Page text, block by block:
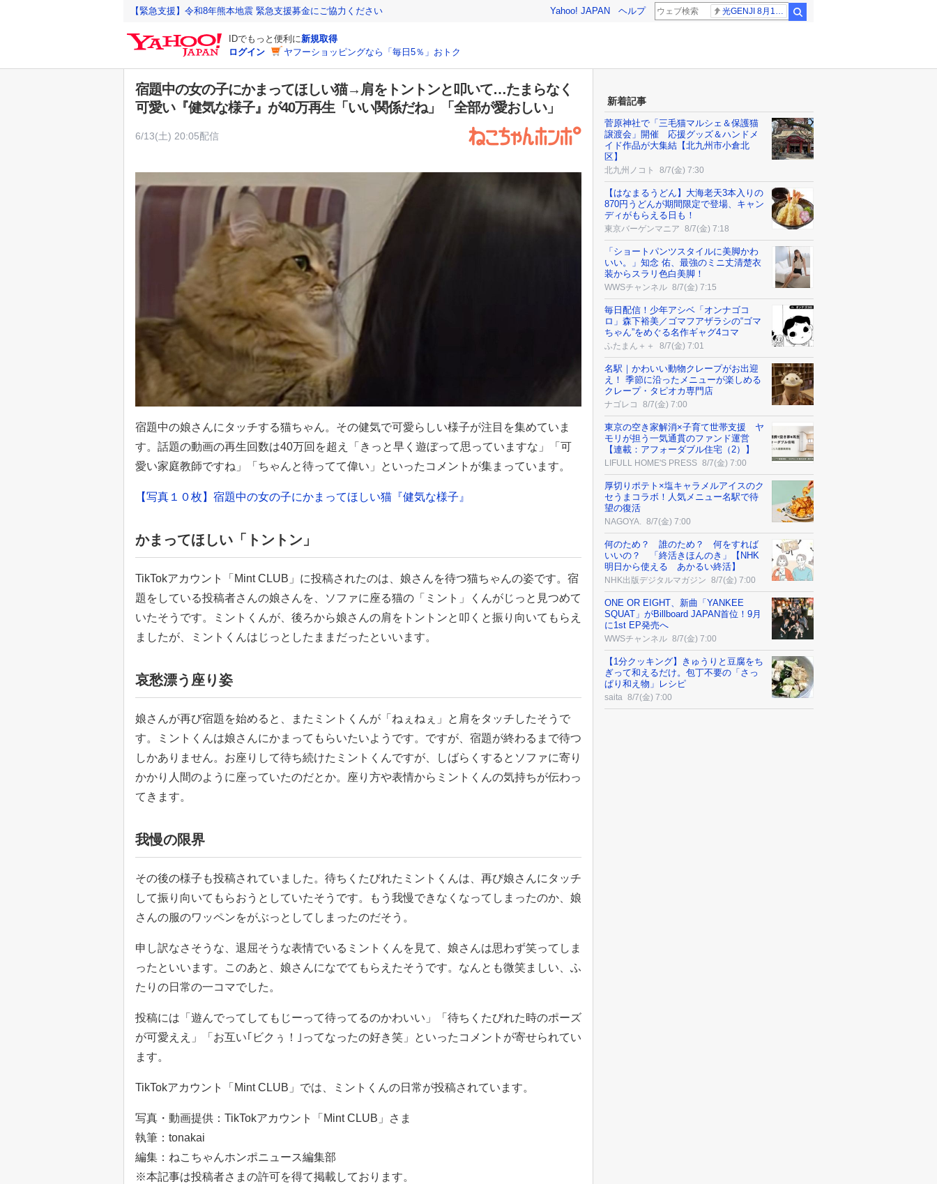
【緊急支援】令和8年熊本地震 緊急支援募金にご協力ください Yahoo! JAPAN ヘルプ 光GENJI 8月19日
IDでもっと便利に新規取得
ログイン
ヤフーショッピングなら「毎日5％」おトク
宿題中の女の子にかまってほしい猫→肩をトントンと叩いて…たまらなく
可愛い『健気な様子』が40万再生「いい関係だね」「全部が愛おしい」
6/13(土) 20:05配信
宿題中の娘さんにタッチする猫ちゃん。その健気で可愛らしい様子が注目を集めていま
す。話題の動画の再生回数は40万回を超え「きっと早く遊ぼって思っていますな」「可
愛い家庭教師ですね」「ちゃんと待ってて偉い」といったコメントが集まっています。
【写真１０枚】宿題中の女の子にかまってほしい猫『健気な様子』
かまってほしい「トントン」
TikTokアカウント「Mint CLUB」に投稿されたのは、娘さんを待つ猫ちゃんの姿です。宿
題をしている投稿者さんの娘さんを、ソファに座る猫の「ミント」くんがじっと見つめて
いたそうです。ミントくんが、後ろから娘さんの肩をトントンと叩くと振り向いてもらえ
ましたが、ミントくんはじっとしたままだったといいます。
哀愁漂う座り姿
娘さんが再び宿題を始めると、またミントくんが「ねぇねぇ」と肩をタッチしたそうで
す。ミントくんは娘さんにかまってもらいたいようです。ですが、宿題が終わるまで待つ
しかありません。お座りして待ち続けたミントくんですが、しばらくするとソファに寄り
かかり人間のように座っていたのだとか。座り方や表情からミントくんの気持ちが伝わっ
てきます。
我慢の限界
その後の様子も投稿されていました。待ちくたびれたミントくんは、再び娘さんにタッチ
して振り向いてもらおうとしていたそうです。もう我慢できなくなってしまったのか、娘
さんの服のワッペンをがぶっとしてしまったのだそう。
申し訳なさそうな、退屈そうな表情でいるミントくんを見て、娘さんは思わず笑ってしま
ったといいます。このあと、娘さんになでてもらえたそうです。なんとも微笑ましい、ふ
たりの日常の一コマでした。
投稿には「遊んでってしてもじーって待ってるのかわいい」「待ちくたびれた時のポーズ
が可愛ええ」「お互い｢ビクぅ！｣ってなったの好き笑」といったコメントが寄せられてい
ます。
TikTokアカウント「Mint CLUB」では、ミントくんの日常が投稿されています。
写真・動画提供：TikTokアカウント「Mint CLUB」さま
執筆：tonakai
編集：ねこちゃんホンポニュース編集部
※本記事は投稿者さまの許可を得て掲載しております。
新着記事
菅原神社で「三毛猫マルシェ＆保護猫
譲渡会」開催 応援グッズ＆ハンドメ
イド作品が大集結【北九州市小倉北
区】
北九州ノコト 8/7(金) 7:30
【はなまるうどん】大海老天3本入りの
870円うどんが期間限定で登場、キャン
ディがもらえる日も！
東京バーゲンマニア 8/7(金) 7:18
「ショートパンツスタイルに美脚かわ
いい。」知念 佑、最強のミニ丈清楚衣
装からスラリ色白美脚！
WWSチャンネル 8/7(金) 7:15
毎日配信！少年アシベ「オンナゴコ
ロ」森下裕美／ゴマフアザラシの“ゴマ
ちゃん”をめぐる名作ギャグ4コマ
ふたまん＋＋ 8/7(金) 7:01
名駅｜かわいい動物クレープがお出迎
え！ 季節に沿ったメニューが楽しめる
クレープ・タピオカ専門店
ナゴレコ 8/7(金) 7:00
東京の空き家解消×子育て世帯支援 ヤ
モリが担う一気通貫のファンド運営
【連載：アフォーダブル住宅（2）】
LIFULL HOME'S PRESS 8/7(金) 7:00
厚切りポテト×塩キャラメルアイスのク
セうまコラボ！人気メニュー名駅で待
望の復活
NAGOYA. 8/7(金) 7:00
何のため？ 誰のため？ 何をすれば
いいの？ 「終活きほんのき」【NHK
明日から使える あかるい終活】
NHK出版デジタルマガジン 8/7(金) 7:00
ONE OR EIGHT、新曲「YANKEE
SQUAT」がBillboard JAPAN首位！9月
に1st EP発売へ
WWSチャンネル 8/7(金) 7:00
【1分クッキング】きゅうりと豆腐をち
ぎって和えるだけ。包丁不要の「さっ
ぱり和え物」レシピ
saita 8/7(金) 7:00